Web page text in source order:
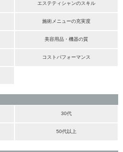
エステティシャンのスキル
施術メニューの充実度
美容用品・機器の質
コストパフォーマンス
30代
50代以上